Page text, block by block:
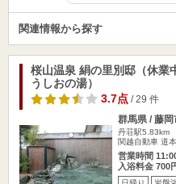
関連情報から探す
桜山温泉 絹の里別邸（休業
うしおの湯）
3.7点/ 29 件
群馬県 / 藤岡
丹荘駅5.83km
関越自動車 道
営業時間
入浴料金 700